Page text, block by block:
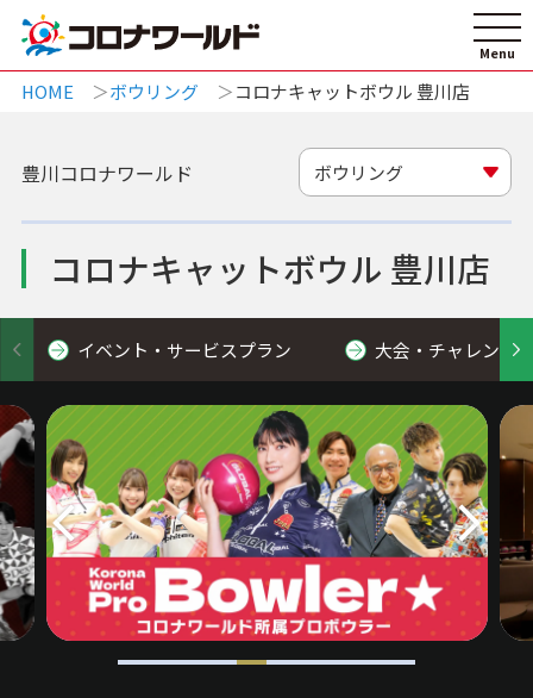
HOME ボウリング コロナキャットボウル 豊川店
コロナキャットボウル 豊川店
豊川コロナワールド ボウリング
イベント・サービスプラン 大会・チャレンジ